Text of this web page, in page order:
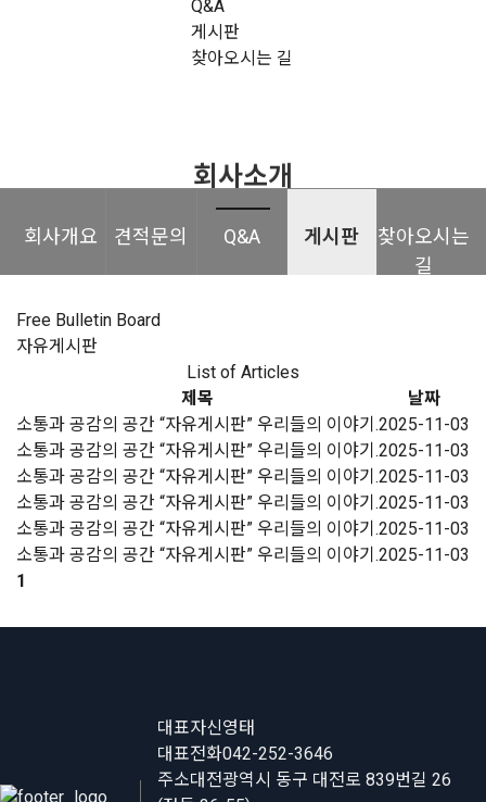
Q&A
게시판
찾아오시는 길
회사소개
회사개요 견적문의 Q&A 게시판
찾아오시는
길
Free Bulletin Board
자유게시판
List of Articles
제목
날짜
소통과 공감의 공간 “자유게시판” 우리들의 이야기.2025-11-03
소통과 공감의 공간 “자유게시판” 우리들의 이야기.2025-11-03
소통과 공감의 공간 “자유게시판” 우리들의 이야기.2025-11-03
소통과 공감의 공간 “자유게시판” 우리들의 이야기.2025-11-03
소통과 공감의 공간 “자유게시판” 우리들의 이야기.2025-11-03
소통과 공감의 공간 “자유게시판” 우리들의 이야기.2025-11-03
1
대표자신영태
대표전화042-252-3646
주소대전광역시 동구 대전로 839번길 26